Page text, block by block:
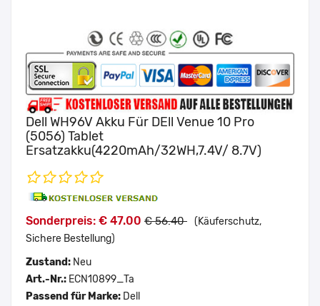
Dell WH96V Akku Für DEll Venue 10 Pro
(5056) Tablet
Ersatzakku(4220mAh/32WH,7.4V/ 8.7V)
Sonderpreis: € 47.00 € 56.40 (Käuferschutz,
Sichere Bestellung)
Zustand: Neu
Art.-Nr.: ECN10899_Ta
Passend für Marke: Dell